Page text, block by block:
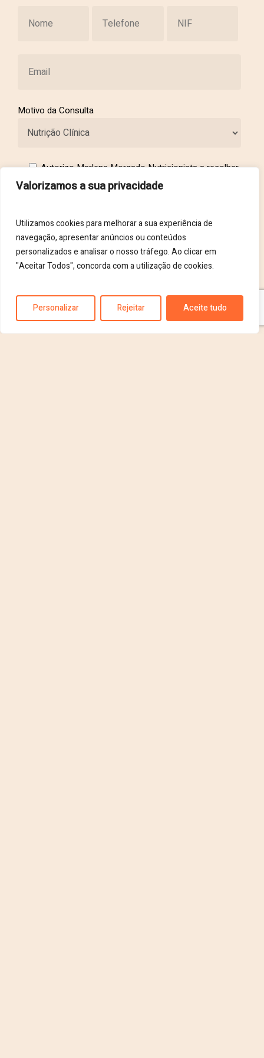
Valorizamos a sua privacidade
Utilizamos cookies para melhorar a sua experiência de
navegação, apresentar anúncios ou conteúdos
personalizados e analisar o nosso tráfego. Ao clicar em
"Aceitar Todos", concorda com a utilização de cookies.
Personalizar Rejeitar Aceite tudo
Motivo da Consulta
Autorizo Marlene Morgado Nutricionista a recolher
os meus dados através deste formulário
+ Sobre Nutrição